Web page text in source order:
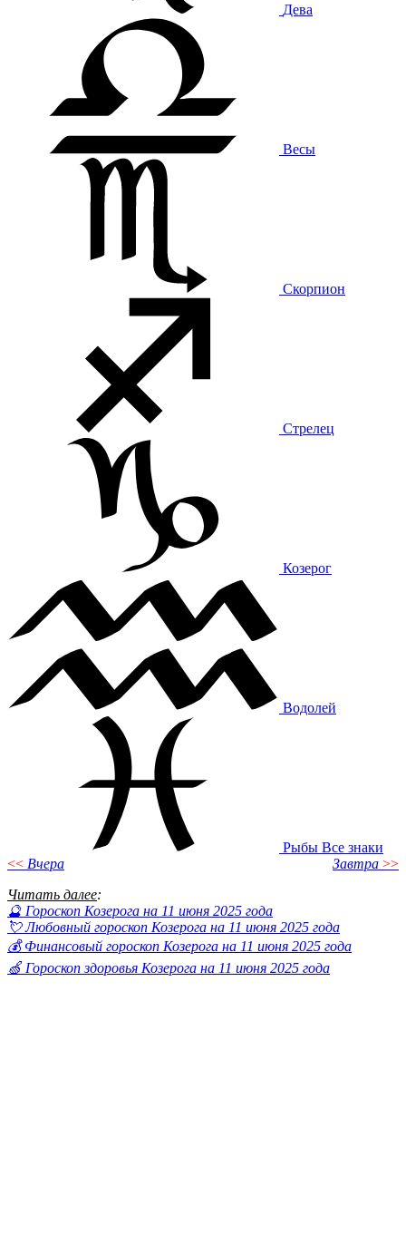
Дева
Весы
Скорпион
Стрелец
Козерог
Водолей
Рыбы Все знаки
<< Вчера Завтра >>
Читать далее:
🔮 Гороскоп Козерога на 11 июня 2025 года
💘 Любовный гороскоп Козерога на 11 июня 2025 года
💰 Финансовый гороскоп Козерога на 11 июня 2025 года
🍏 Гороскоп здоровья Козерога на 11 июня 2025 года